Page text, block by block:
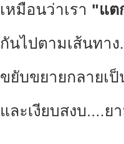
เหมือนว่าเรา "แต
กันไปตามเส้นทา
ขยับขยายกลายเ
และเงียบสงบ....